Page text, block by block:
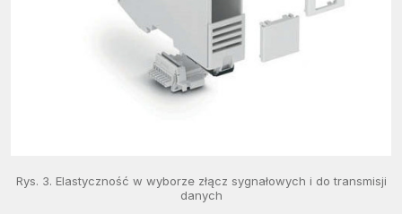
Rys. 3. Elastyczność w wyborze złącz sygnałowych i do transmisji
danych